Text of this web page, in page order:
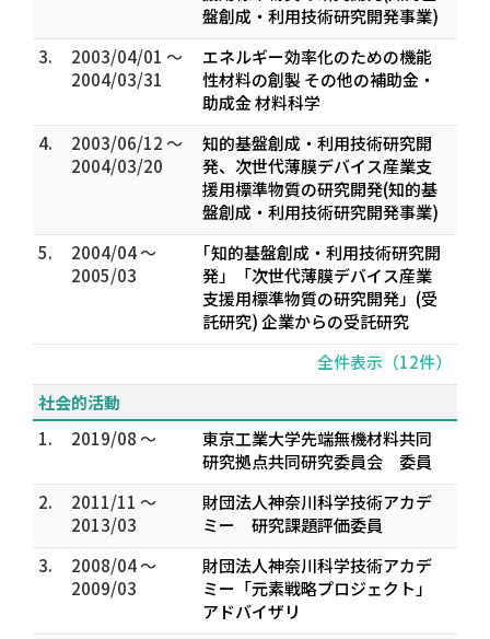
盤創成・利用技術研究開発事業)
3.
2003/04/01 ～
2004/03/31
エネルギー効率化のための機能
性材料の創製 その他の補助金・
助成金 材料科学
4.
2003/06/12 ～
2004/03/20
知的基盤創成・利用技術研究開
発、次世代薄膜デバイス産業支
援用標準物質の研究開発(知的基
盤創成・利用技術研究開発事業)
5.
2004/04 ～
2005/03
｢知的基盤創成・利用技術研究開
発」「次世代薄膜デバイス産業
支援用標準物質の研究開発」(受
託研究) 企業からの受託研究
全件表示（12件）
社会的活動
1.
2019/08 ～
東京工業大学先端無機材料共同
研究拠点共同研究委員会 委員
2.
2011/11 ～
2013/03
財団法人神奈川科学技術アカデ
ミー 研究課題評価委員
3.
2008/04 ～
2009/03
財団法人神奈川科学技術アカデ
ミー「元素戦略プロジェクト」
アドバイザリ